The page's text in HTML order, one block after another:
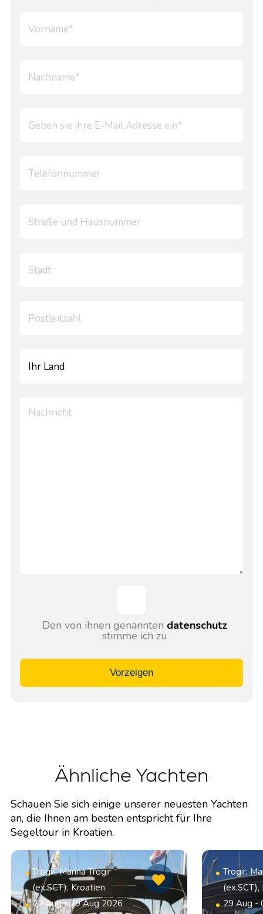
Den von ihnen genannten datenschutz
stimme ich zu
Vorzeigen
Ähnliche Yachten
Schauen Sie sich einige unserer neuesten Yachten
an, die Ihnen am besten entspricht für Ihre
Segeltour in Kroatien.
Trogir, Marina Trogir
(ex.SCT), Kroatien
22 Aug - 29 Aug 2026
Trogir,
29 Aug -